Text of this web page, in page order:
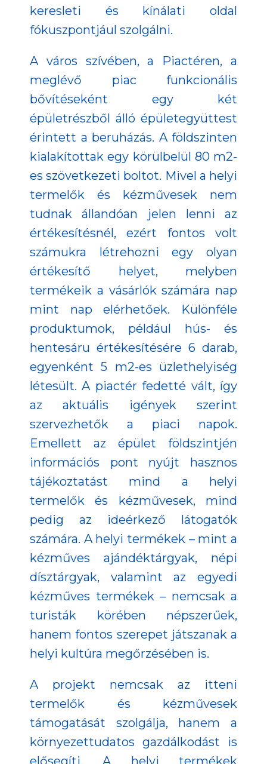
keresleti és kínálati oldal
fókuszpontjául szolgálni.
A város szívében, a Piactéren, a
meglévő piac funkcionális
bővítéseként egy két
épületrészből álló épületegyüttest
érintett a beruházás. A földszinten
kialakítottak egy körülbelül 80 m2-
es szövetkezeti boltot. Mivel a helyi
termelők és kézművesek nem
tudnak állandóan jelen lenni az
értékesítésnél, ezért fontos volt
számukra létrehozni egy olyan
értékesítő helyet, melyben
termékeik a vásárlók számára nap
mint nap elérhetőek. Különféle
produktumok, például hús- és
hentesáru értékesítésére 6 darab,
egyenként 5 m2-es üzlethelyiség
létesült. A piactér fedetté vált, így
az aktuális igények szerint
szervezhetők a piaci napok.
Emellett az épület földszintjén
információs pont nyújt hasznos
tájékoztatást mind a helyi
termelők és kézművesek, mind
pedig az ideérkező látogatók
számára. A helyi termékek – mint a
kézműves ajándéktárgyak, népi
dísztárgyak, valamint az egyedi
kézműves termékek – nemcsak a
turisták körében népszerűek,
hanem fontos szerepet játszanak a
helyi kultúra megőrzésében is.
A projekt nemcsak az itteni
termelők és kézművesek
támogatását szolgálja, hanem a
környezettudatos gazdálkodást is